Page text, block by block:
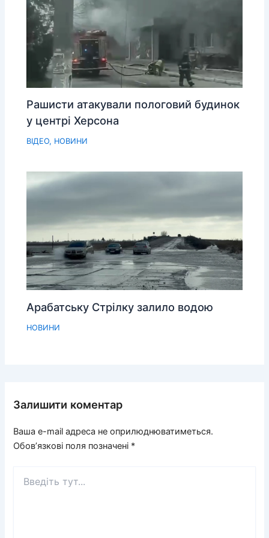
Рашисти атакували пологовий будинок
у центрі Херсона
ВІДЕО, НОВИНИ
Арабатську Стрілку залило водою
НОВИНИ
Залишити коментар
Ваша e-mail адреса не оприлюднюватиметься.
Обов’язкові поля позначені *
тут...